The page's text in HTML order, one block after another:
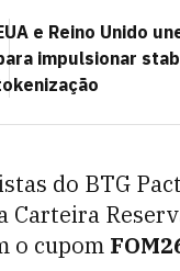
e Reino Unido
impulsionar
do BTG
Carteira
o cupom